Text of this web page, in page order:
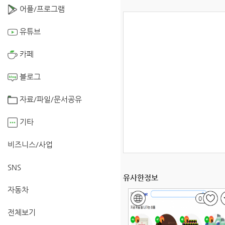
어플/프로그램
유튜브
카페
블로그
자료/파일/문서공유
기타
비즈니스/사업
SNS
자동차
전체보기
유사한정보
0